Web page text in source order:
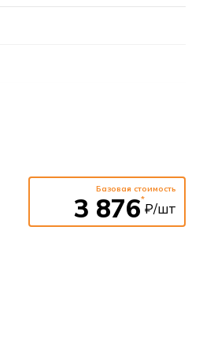
Базовая стоимость
3 876*
₽/шт